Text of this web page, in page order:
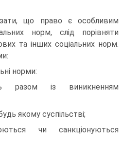
що право є особливим
норм, слід порівняти
та інших соціальних норм.
норми:
разом із виникненням
якому суспільстві;
чи санкціонуються